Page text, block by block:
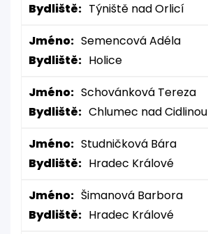
Bydliště: Týniště nad Orlicí
Jméno: Semencová Adéla
Bydliště: Holice
Jméno: Schovánková Tereza
Bydliště: Chlumec nad Cidlinou
Jméno: Studničková Bára
Bydliště: Hradec Králové
Jméno: Šimanová Barbora
Bydliště: Hradec Králové